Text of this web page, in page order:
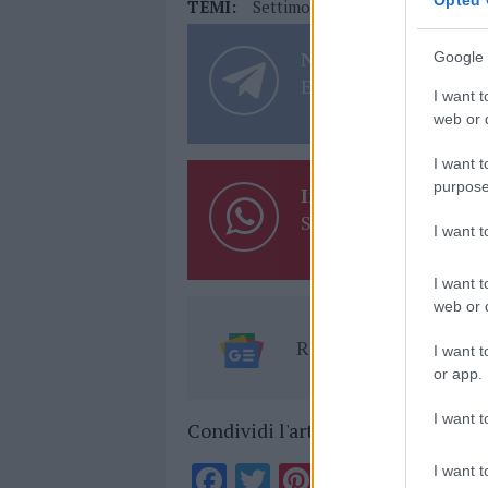
Google
I want
web or
I want
I want
I want
web or
I want
or app.
I want
I want
TEMI: Settimo Nizzi
Notizie in tempo
Entra nel canale
Inviaci le tue
Su WhatsApp al
Ricevi le nostre
Condividi l'articolo